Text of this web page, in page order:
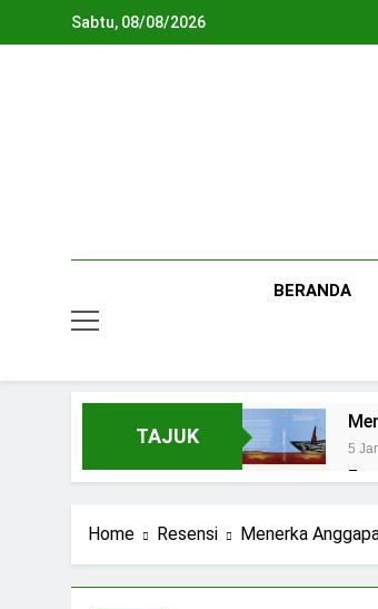
Sabtu, 08/08/2026
BERANDA
TAJUK
5
Home Resensi Menerka